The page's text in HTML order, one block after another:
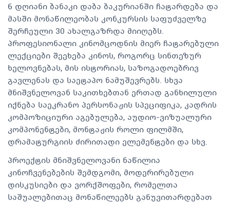
6 დღიანი ბანაკი დაბა ბაკურიანში ჩატარდება და
მასში მონაწილეობას კონკურსის საფუძველზე
შერჩეული 30 ახალგაზრდა მიიღებს.
პროფესიონალი კინომცოდნის მიერ ჩატარებული
ლექციები შეეხება კინოს, როგორც სინთეზურ
ხელოვნებას, მის ისტორიას, საზოგადოებრივ
გავლენას და საეტაპო ნამუშევრებს. სხვა
მნიშვნელოვან საკითხებთან ერთად განხილული
იქნება საეკრანო პერსონაჟის სპეციფიკა, კადრის
კომპოზიციური აგებულება, აუდიო-ვიზუალური
კომპონენტები, მონტაჟის როლი ფილმში,
დრამატურგიის ძირითადი ელემენტები და სხვ.
პროექტის მნიშვნელოვანი ნაწილია
კინოჩვენებების შემდგომი, მოდერირებული
დისკუსიები და ვორქშოფები, რომელთა
საშუალებითაც მონაწილეებს განუვითარდებათ